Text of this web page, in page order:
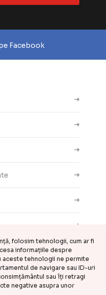
folosim tehnologii, cum ar fi
informațiile despre
aceste tehnologii ne permite
de navigare sau ID-uri
sau îți retragi
negative asupra unor
Facebook